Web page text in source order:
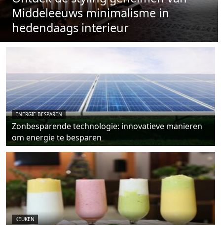
Middeleeuws minimalisme in
hedendaags interieur
ENERGIE BESPAREN
Zonbesparende technologie: innovatieve manieren
om energie te besparen
KEUKEN